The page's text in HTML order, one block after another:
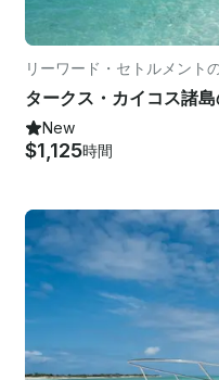
リーワード・セトルメント
New
$1,125時間